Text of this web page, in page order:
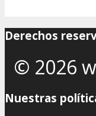
Derechos
© 2026
Nuestras